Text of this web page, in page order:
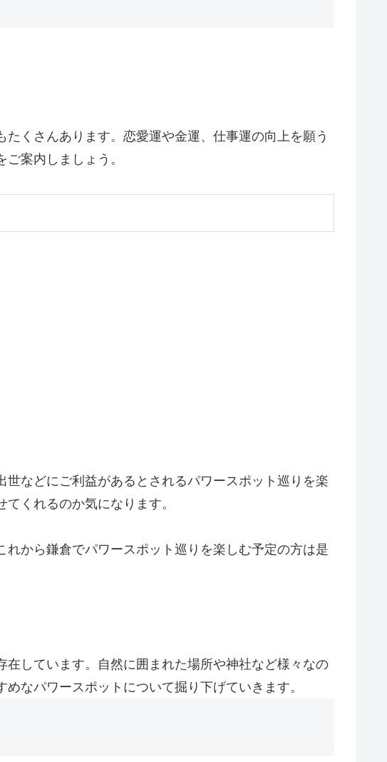
たくさんあります。恋愛運や金運、仕事運の向上を願う
案内しましょう。
などにご利益があるとされるパワースポット巡りを楽
くれるのか気になります。
れから鎌倉でパワースポット巡りを楽しむ予定の方は是
しています。自然に囲まれた場所や神社など様々なの
なパワースポットについて掘り下げていきます。